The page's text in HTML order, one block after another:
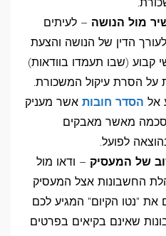
מול הנושה – לעיתים
הדין של הנושה והצעת
קבוע (שבו תעמדו בוודאות)
על הסרת עיקול המשכורת.
אל הסדר חובות אשר מעניק
מאשר מאבקים
לפועל.
של המעסיק – ודאו מול
החשבונות אצל המעסיק
"נטו הקיום" המגיע לכם
שאינם בקיאים בפרטים